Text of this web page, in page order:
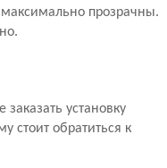
прозрачны.
установку
стоит обратиться к